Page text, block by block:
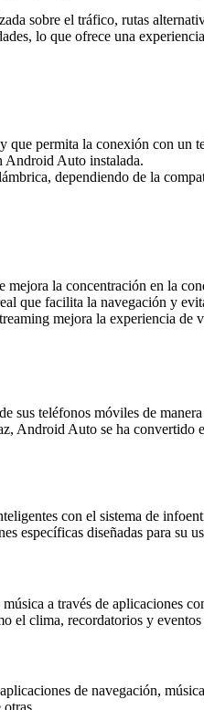
sobre el tráfico, rutas
lo que ofrece una
que permita la conexión con un
Android Auto instalada.
dependiendo de la
mejora la concentración en la
que facilita la navegación y
mejora la experiencia de
teléfonos móviles de
Android Auto se ha convertido
con el sistema de
específicas diseñadas para su
a través de aplicaciones
el clima, recordatorios y
de navegación,